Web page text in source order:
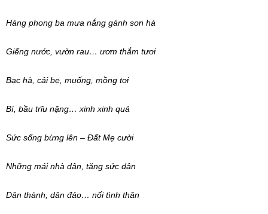
Hàng phong ba mưa nắng gánh sơn hà
Giếng nước, vườn rau… ươm thắm tươi
Bạc hà, cải bẹ, muống, mồng tơi
Bí, bầu trĩu nặng… xinh xinh quả
Sức sống bừng lên – Đất Mẹ cười
Những mái nhà dân, tăng sức dân
Dân thành, dân đảo… nối tình thân